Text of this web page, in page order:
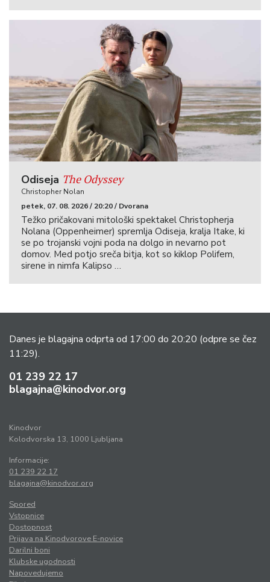
Odiseja The Odyssey
Christopher Nolan
petek, 07. 08. 2026 / 20:20 / Dvorana
Težko pričakovani mitološki spektakel Christopherja
Nolana (Oppenheimer) spremlja Odiseja, kralja Itake, ki
se po trojanski vojni poda na dolgo in nevarno pot
domov. Med potjo sreča bitja, kot so kiklop Polifem,
sirene in nimfa Kalipso …
Danes je blagajna odprta od 17:00 do 20:20 (odpre se čez
11:29).
01 239 22 17
blagajna@kinodvor.org
Kinodvor
Kolodvorska 13, 1000 Ljubljana
Informacije:
01 239 22 17
blagajna@kinodvor.org
Spored
Vstopnice
Dostopnost
Prijava na Kinodvorove E-novice
Darilni boni
Klubske ugodnosti
Napovedujemo